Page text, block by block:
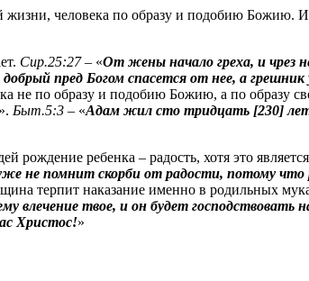
человека по образу и подобию Божию.
Сир.25:27– «От жены начало греха, и чрез
пред Богом спасется от нее, а грешник
не по образу и подобию Божию, а по образу
». Быт.5:3 – «Адам жил сто тридцать [230] лет
ребенка – радость, хотя это
не помнит скорби от радости, потому что
терпит наказание именно в родильных
влечение твое, и он будет господствовать
Христос!»